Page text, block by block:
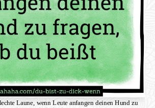
Laune, wenn Leute anfangen deinen Hund zu